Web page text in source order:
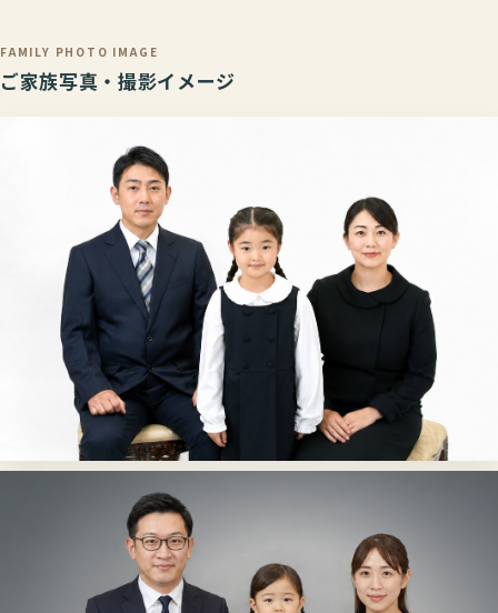
FAMILY PHOTO IMAGE
ご家族写真・撮影イメージ